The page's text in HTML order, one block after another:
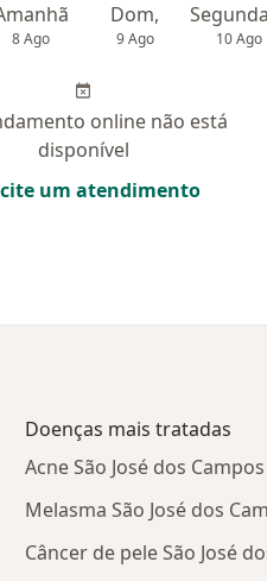
8 Ago
Dom,
9 Ago 10 Ago
online não está
disponível
um atendimento
Doenças mais tratadas
Acne São José dos Campos
Melasma São José dos
Câncer de pele São José